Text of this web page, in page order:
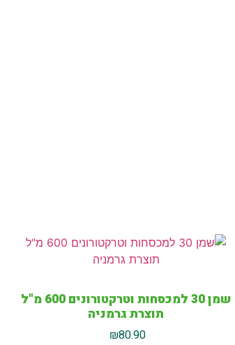
שמן 30 למכסחות וטרקטורונים 600 מ"ל
תוצרת גרמניה
₪80.90